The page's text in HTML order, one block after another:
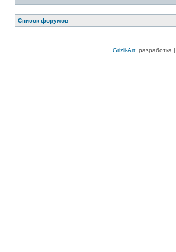
Список форумов
Grizli-Art: разработка